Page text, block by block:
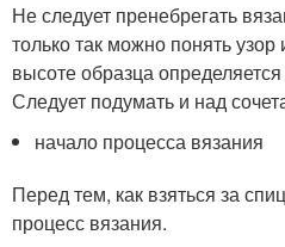
Не следует пренебрегать
только так можно понять узор
высоте образца
Следует подумать и над
начало процесса вязания
Перед тем, как взяться за
процесс вязания.